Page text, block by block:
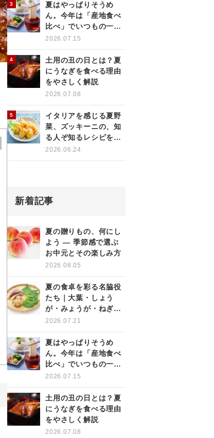
夏はやっぱりそうめ
ん。今年は「産地食べ
比べ」でいつもの一杯
をもっと楽しく
2026.07.15
土用の丑の日とは？夏
にうなぎを食べる理由
をやさしく解説
2026.07.08
イタリアを感じる夏野
菜、ズッキーニの、知
る人ぞ知るレシピをご
紹介！
2026.06.24
新着記事
夏の贈りもの、何にし
よう ― 季節感で選ぶ
お中元とその楽しみ方
2026.08.05
夏の食卓を彩る名脇役
たち｜大葉・しょう
が・みょうが・ねぎの
薬味を使いこなす
2026.07.21
夏はやっぱりそうめ
ん。今年は「産地食べ
比べ」でいつもの一杯
をもっと楽しく
2026.07.15
土用の丑の日とは？夏
にうなぎを食べる理由
をやさしく解説
2026.07.08